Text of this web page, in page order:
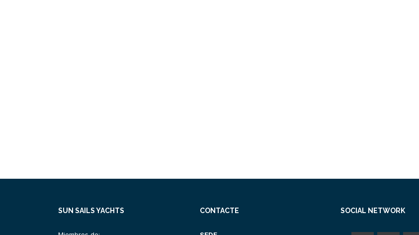
SUN SAILS YACHTS CONTACTE SOCIAL NETWORK